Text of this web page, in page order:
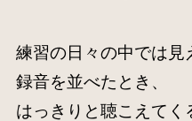
練習の日々の中では見
録音を並べたとき、
はっきりと聴こえてく